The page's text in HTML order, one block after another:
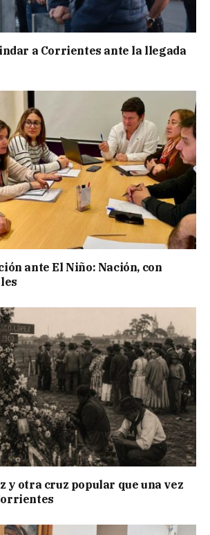
a Corrientes ante la llegada
ante El Niño: Nación, con
y otra cruz popular que una vez